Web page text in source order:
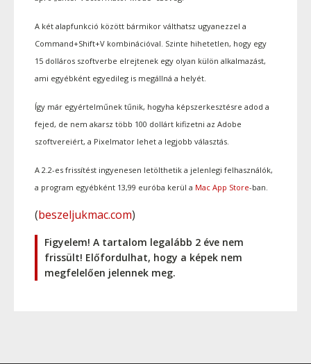
A két alapfunkció között bármikor válthatsz ugyanezzel a
Command+Shift+V kombinációval. Szinte hihetetlen, hogy egy
15 dolláros szoftverbe elrejtenek egy olyan külön alkalmazást,
ami egyébként egyedileg is megállná a helyét.
Így már egyértelműnek tűnik, hogyha képszerkesztésre adod a
fejed, de nem akarsz több 100 dollárt kifizetni az Adobe
szoftvereiért, a Pixelmator lehet a legjobb választás.
A 2.2-es frissítést ingyenesen letölthetik a jelenlegi felhasználók,
a program egyébként 13,99 euróba kerül a Mac App Store-ban.
(beszeljukmac.com)
Figyelem! A tartalom legalább 2 éve nem
frissült! Előfordulhat, hogy a képek nem
megfelelően jelennek meg.